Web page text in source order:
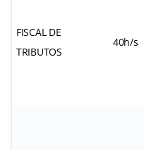
FISCAL DE
TRIBUTOS
40h/s